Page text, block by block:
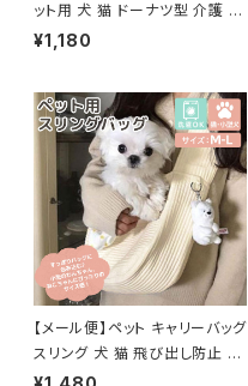
ット用 犬 猫 ドーナツ型 介護 ク
ッション ネッカー／pets084
¥1,180
【メール便】ペット キャリーバッグ
スリング 犬 猫 飛び出し防止 抱
っこひも／pets059